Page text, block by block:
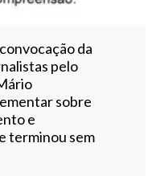
da
pelo
sobre
e
terminou sem